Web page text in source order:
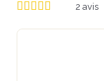
2 avis